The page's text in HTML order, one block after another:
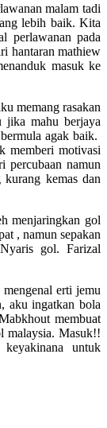
malam tadi
lebih baik. Kita
perlawanan pada
hantaran mathiew
masuk ke
memang rasakan
jika mahu berjaya
agak baik.
memberi motivasi
percubaan namun
kemas dan
menjaringkan gol
, namun sepakan
gol. Farizal
erti jemu
aku ingatkan bola
membuat
malaysia. Masuk!!
untuk